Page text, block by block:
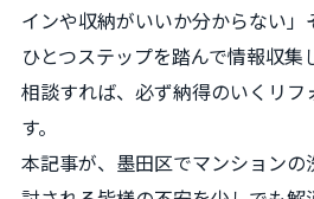
インや収納がいいか分からない」
ひとつステップを踏んで情報収集
相談すれば、必ず納得のいくリフ
す。
本記事が、墨田区でマンション